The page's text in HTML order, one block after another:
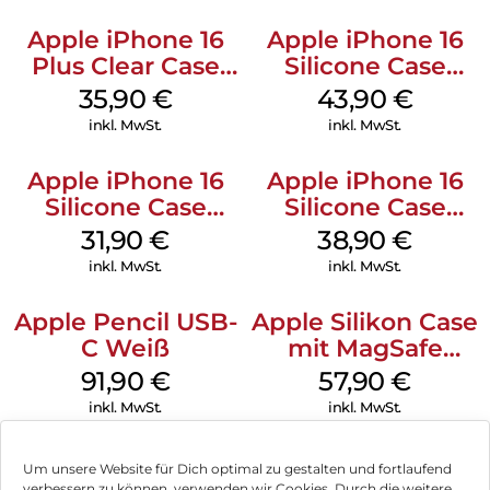
Um unsere Website für Dich optimal zu gestalten und fortlaufend
Apple iPhone 16
Plus Clear Case
MagSafe
Transparent
35,90 €
inkl. MwSt.
Apple iPhone 16
Silicone Case
MagSafe Plum
43,90 €
inkl. MwSt.
Apple iPhone 16
Silicone Case
MagSafe Fuchsia
31,90€
inkl. MwSt.
Apple iPhone 16
Silicone Case
MagSafe
Ultramarine
38,90€
inkl. MwSt.
Apple Pencil USB-
C Weiß
91,90 €
inkl. MwSt.
Apple Silikon Case
mit MagSafe
iPhone 14 Pro
(PRODUCT)RED
57,90€
inkl. MwSt.